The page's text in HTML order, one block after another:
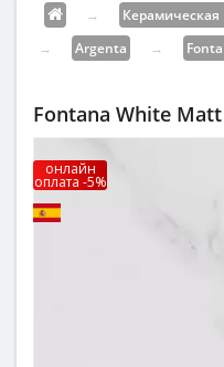
→
Керамическая
→
Argenta →
Fontana White Matt
онлайн
оплата -5%